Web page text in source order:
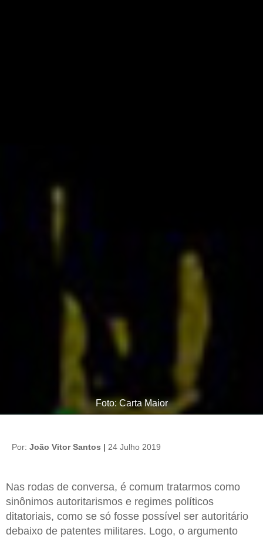
Foto: Carta Maior
Por: João Vitor Santos | 24 Julho 2019
Nas rodas de conversa, é comum tratarmos como
sinônimos autoritarismos e regimes políticos
ditatoriais, como se só fosse possível ser autoritário
debaixo de patentes militares. Logo, o argumento